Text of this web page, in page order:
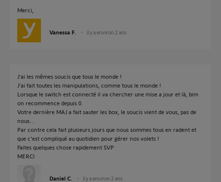
Merci,
Vanessa F. il y a environ 2 ans
J'ai les mêmes soucis que tous le monde !
J'ai fait toutes les manipulations, comme tous le monde !
Lorsque le switch est connecté il va chercher une mise a jour et là, bim
on recommence depuis 0.
Votre dernière MAJ a fait sauter les box, le soucis vient de vous, pas de
nous...
Par contre cela fait plusieurs jours que nous sommes tous en radent et
que c'est compliqué au quotidien pour gérer nos volets !
Faites quelques chose rapidement SVP
MERCI
Daniel C. il y a environ 2 ans